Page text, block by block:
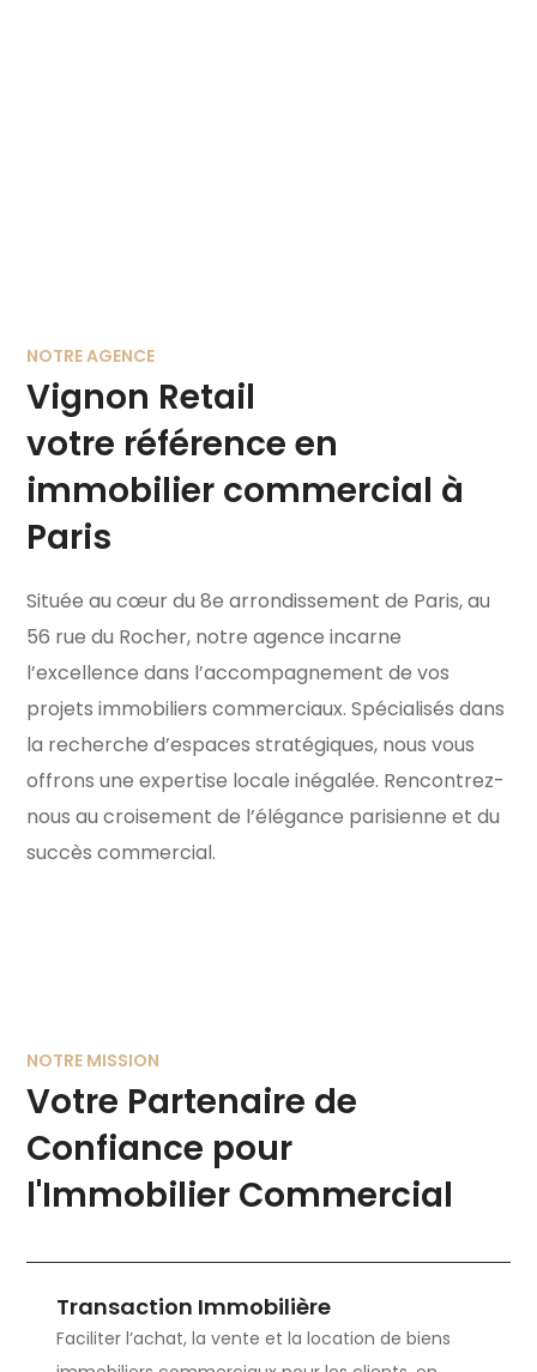
NOTRE AGENCE
Vignon Retail
votre référence en
immobilier commercial à
Paris
Située au cœur du 8e arrondissement de Paris, au
56 rue du Rocher, notre agence incarne
l’excellence dans l’accompagnement de vos
projets immobiliers commerciaux. Spécialisés dans
la recherche d’espaces stratégiques, nous vous
offrons une expertise locale inégalée. Rencontrez-
nous au croisement de l’élégance parisienne et du
succès commercial.
NOTRE MISSION
Votre Partenaire de
Confiance pour
l'Immobilier Commercial
Transaction Immobilière
Faciliter l’achat, la vente et la location de biens